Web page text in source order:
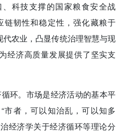
科技支撑的国家粮食安全战
链韧性和稳定性，强化藏粮于
农业，凸显传统治理智慧与现
经济高质量发展提供了坚实支
循环。市场是经济活动的基本平
市者，可以知治乱，可以知多
经济学关于经济循环等理论分